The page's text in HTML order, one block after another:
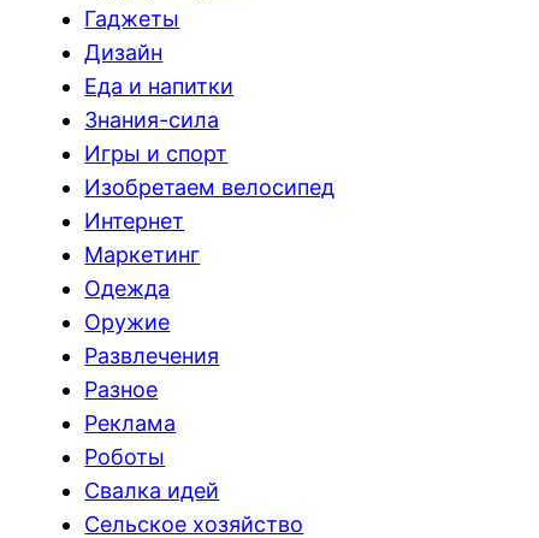
Гаджеты
Дизайн
Еда и напитки
Знания-сила
Игры и спорт
Изобретаем велосипед
Интернет
Маркетинг
Одежда
Оружие
Развлечения
Разное
Реклама
Роботы
Свалка идей
Сельское хозяйство